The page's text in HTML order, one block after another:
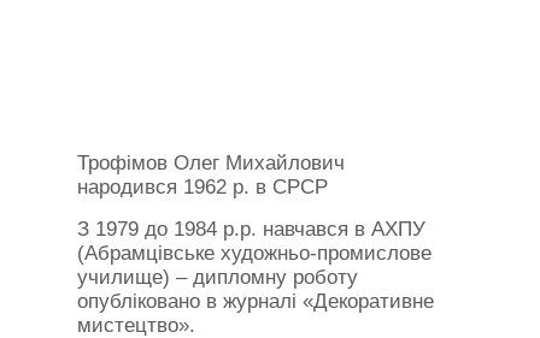
Трофімов Олег Михайлович
народився 1962 р. в СРСР
З 1979 до 1984 р.р. навчався в АХПУ
(Абрамцівське художньо-промислове
училище) – дипломну роботу
опубліковано в журналі «Декоративне
мистецтво».